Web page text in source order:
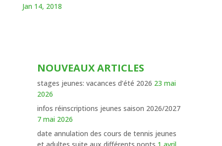
Jan 14, 2018
NOUVEAUX ARTICLES
stages jeunes: vacances d’été 2026 23 mai
2026
infos réinscriptions jeunes saison 2026/2027
7 mai 2026
date annulation des cours de tennis jeunes